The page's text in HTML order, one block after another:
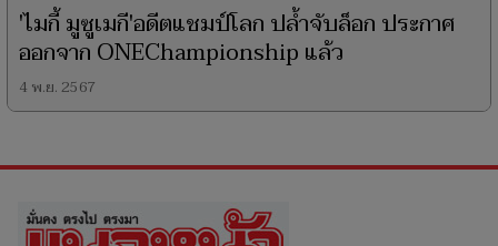
'ไมกี้ มูซูเมกี'อดีตแชมป์โลก ปล้ำจับล็อก ประกาศ
ออกจาก ONEChampionship แล้ว
4 พ.ย. 2567